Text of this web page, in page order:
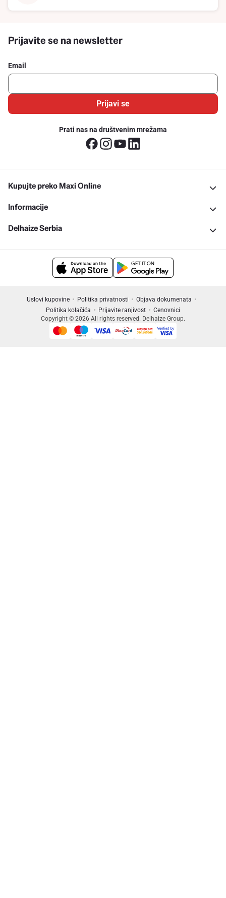
Prijavite se na newsletter
Email
Prijavi se
Prati nas na društvenim mrežama
Kupujte preko Maxi Online
Informacije
Delhaize Serbia
Uslovi kupovine Politika privatnosti
Objava dokumenata
Politika kolačića
Prijavite ranjivost
Cenovnici
Copyright © 2026 All rights reserved. Delhaize Group.